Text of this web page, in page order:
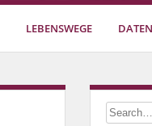
LEBENSWEGE